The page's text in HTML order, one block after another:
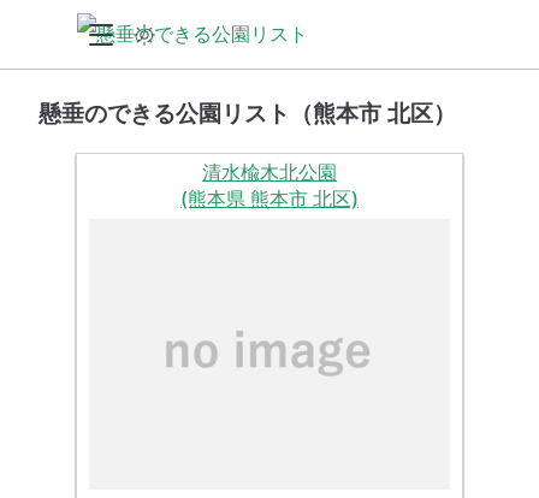
懸垂のできる公園リスト（熊本市 北区）
清水楡木北公園
(熊本県 熊本市 北区)